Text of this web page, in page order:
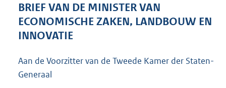
:
5
BRIEF VAN DE MINISTER VAN
ECONOMISCHE ZAKEN, LANDBOUW EN
INNOVATIE
Aan de Voorzitter van de Tweede Kamer der Staten-
Generaal